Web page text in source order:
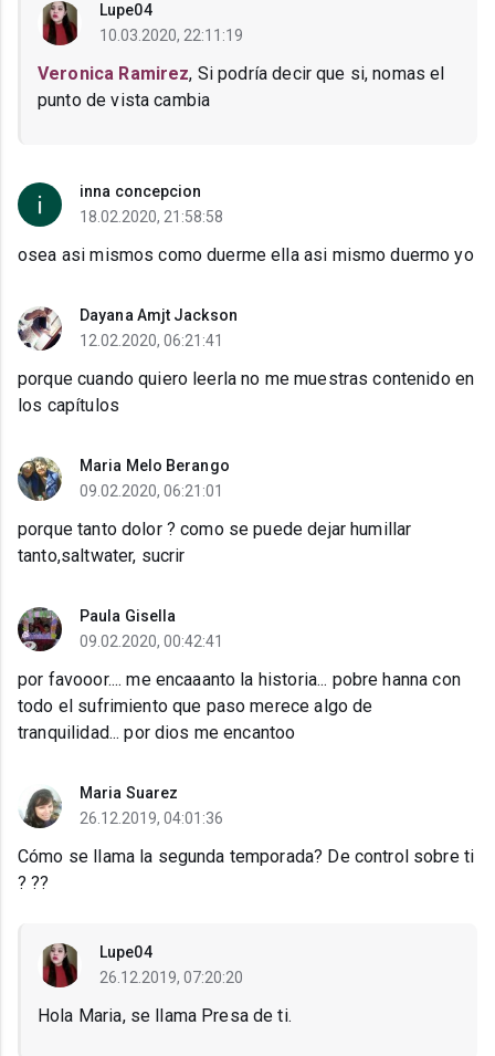
Lupe04
10.03.2020, 22:11:19
Veronica Ramirez, Si podría decir que si, nomas el
punto de vista cambia
inna concepcion
18.02.2020, 21:58:58
osea asi mismos como duerme ella asi mismo duermo yo
Dayana Amjt Jackson
12.02.2020, 06:21:41
porque cuando quiero leerla no me muestras contenido en
los capítulos
Maria Melo Berango
09.02.2020, 06:21:01
porque tanto dolor ? como se puede dejar humillar
tanto,saltwater, sucrir
Paula Gisella
09.02.2020, 00:42:41
por favooor.... me encaaanto la historia... pobre hanna con
todo el sufrimiento que paso merece algo de
tranquilidad... por dios me encantoo
Maria Suarez
26.12.2019, 04:01:36
Cómo se llama la segunda temporada? De control sobre ti
? ??
Lupe04
26.12.2019, 07:20:20
Hola Maria, se llama Presa de ti.